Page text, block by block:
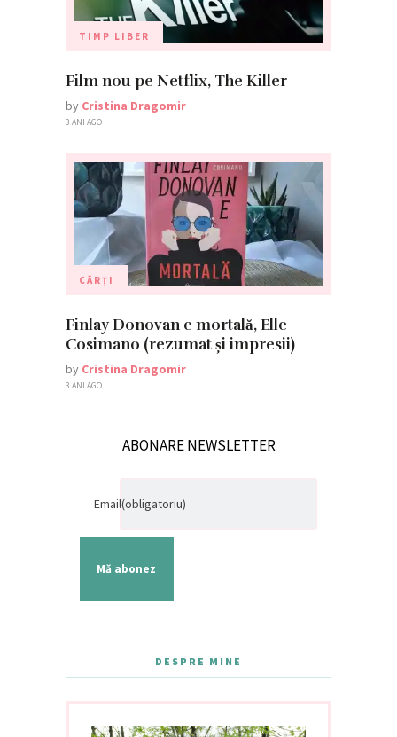
TIMP LIBER
Film nou pe Netflix, The Killer
by Cristina Dragomir
3 ANI AGO
CĂRȚI
Finlay Donovan e mortală, Elle
Cosimano (rezumat și impresii)
by Cristina Dragomir
3 ANI AGO
ABONARE NEWSLETTER
Email(obligatoriu)
Mă abonez
DESPRE MINE